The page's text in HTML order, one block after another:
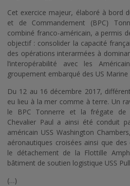
Cet exercice majeur, élaboré à bord
et de Commandement (BPC)
combiné franco-américain, a permis
objectif : consolider la capacité
des opérations interarmées à
l’interopérabilité avec les
groupement embarqué des US Marine
Du 12 au 16 décembre 2017,
eu lieu à la mer comme à terre. Un
le BPC Tonnerre et la frégate de
Chevalier Paul a ainsi été conduit
américain USS Washington
aéronautiques croisées ainsi que
le détachement de la Flottille
bâtiment de soutien logistique USS
(…)